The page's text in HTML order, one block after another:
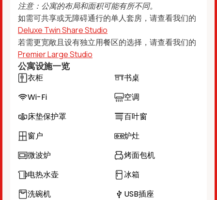
注意：公寓的布局和面积可能有所不同。
如需可共享或无障碍通行的单人套房，请查看我们的
Deluxe Twin Share Studio
若需更宽敞且设有独立用餐区的选择，请查看我们的
Premier Large Studio
公寓设施一览
衣柜
书桌
Wi-Fi
空调
床垫保护罩
百叶窗
窗户
炉灶
微波炉
烤面包机
电热水壶
冰箱
洗碗机
USB插座